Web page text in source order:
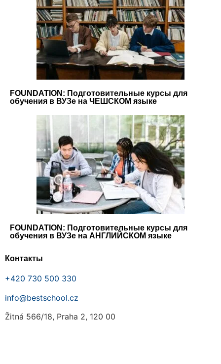
FOUNDATION: Подготовительные курсы для
обучения в ВУЗе на ЧЕШСКОМ языке
FOUNDATION: Подготовительные курсы для
обучения в ВУЗе на АНГЛИЙСКОМ языке
Контакты
+420 730 500 330
info@bestschool.cz
Žitná 566/18, Praha 2, 120 00